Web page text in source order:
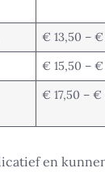
€ 13,50 –
€ 15,50 – €
€ 17,50 – €
en